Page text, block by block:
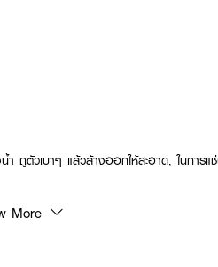
ถูตัวเบาๆ แล้วล้างออกให้สะอาด, ในการแ
More